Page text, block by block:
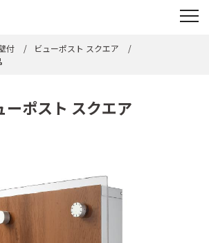
付
ビューポスト スクエア
ーポスト スクエア